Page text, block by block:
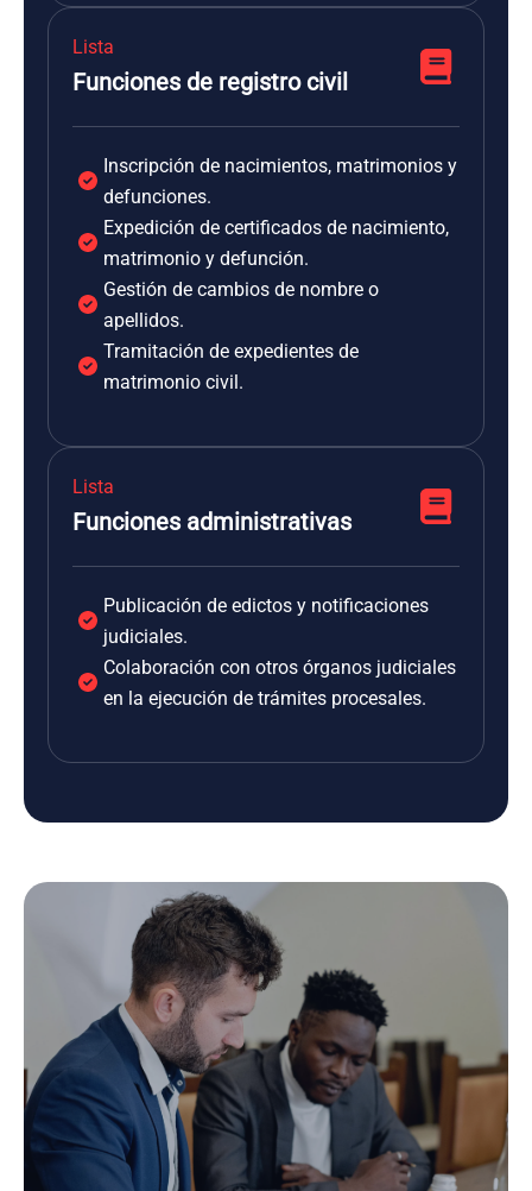
Lista
Funciones de registro civil
Inscripción de nacimientos, matrimonios y
defunciones.
Expedición de certificados de nacimiento,
matrimonio y defunción.
Gestión de cambios de nombre o
apellidos.
Tramitación de expedientes de
matrimonio civil.
Lista
Funciones administrativas
Publicación de edictos y notificaciones
judiciales.
Colaboración con otros órganos judiciales
en la ejecución de trámites procesales.